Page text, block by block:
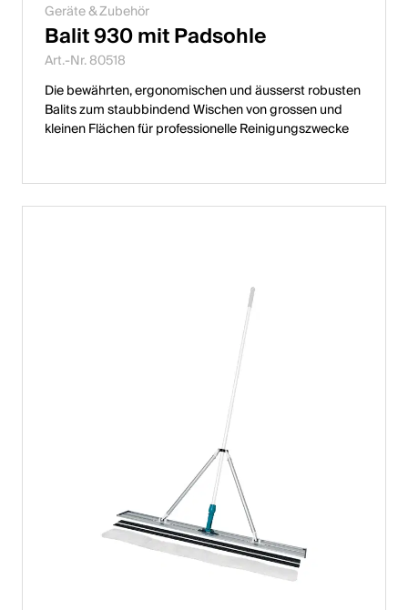
Geräte & Zubehör
Balit 930 mit Padsohle
Art.-Nr. 80518
Die bewährten, ergonomischen und äusserst robusten
Balits zum staubbindend Wischen von grossen und
kleinen Flächen für professionelle Reinigungszwecke